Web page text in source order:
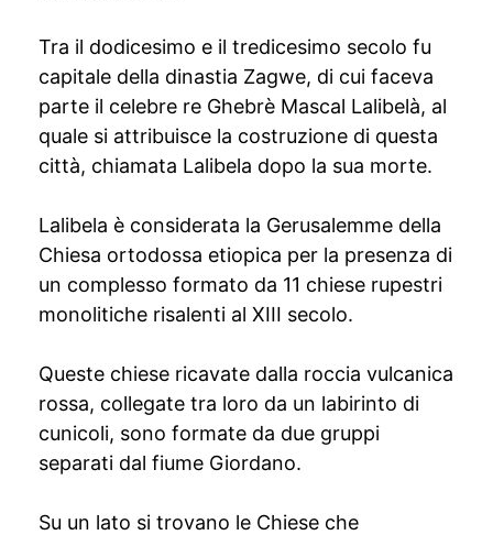
Tra il dodicesimo e il tredicesimo secolo fu
capitale della dinastia Zagwe, di cui faceva
parte il celebre re Ghebrè Mascal Lalibelà, al
quale si attribuisce la costruzione di questa
città, chiamata Lalibela dopo la sua morte.
Lalibela è considerata la Gerusalemme della
Chiesa ortodossa etiopica per la presenza di
un complesso formato da 11 chiese rupestri
monolitiche risalenti al XIII secolo.
Queste chiese ricavate dalla roccia vulcanica
rossa, collegate tra loro da un labirinto di
cunicoli, sono formate da due gruppi
separati dal fiume Giordano.
Su un lato si trovano le Chiese che